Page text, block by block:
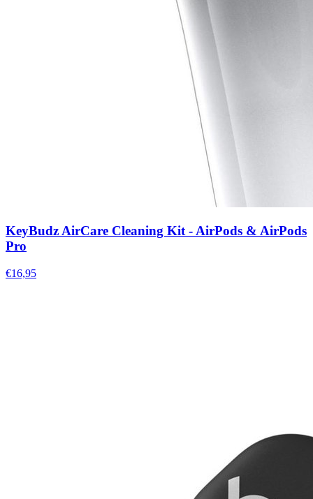
KeyBudz AirCare Cleaning Kit - AirPods & AirPods
Pro
€16,95